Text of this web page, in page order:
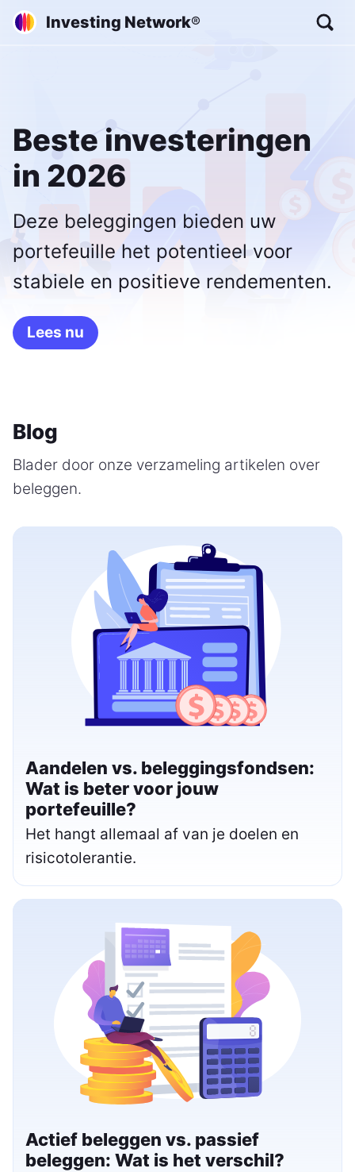
Investing Network®
Beste investeringen
in 2026
Deze beleggingen bieden uw
portefeuille het potentieel voor
stabiele en positieve rendementen.
Lees nu
Blog
Blader door onze verzameling artikelen over
beleggen.
Aandelen vs. beleggingsfondsen:
Wat is beter voor jouw
portefeuille?
Het hangt allemaal af van je doelen en
risicotolerantie.
Actief beleggen vs. passief
beleggen: Wat is het verschil?